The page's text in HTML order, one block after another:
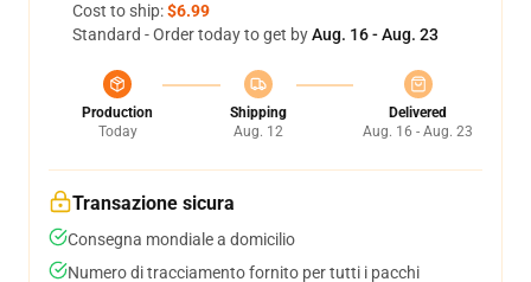
Cost to ship:$6.99
Standard - Order today to get byAug. 16 - Aug. 23
Production
Today
Shipping
Aug. 12
Delivered
Aug. 16 - Aug. 23
Transazione sicura
Consegna mondiale a domicilio
Numero di tracciamento fornito per tutti i pacchi